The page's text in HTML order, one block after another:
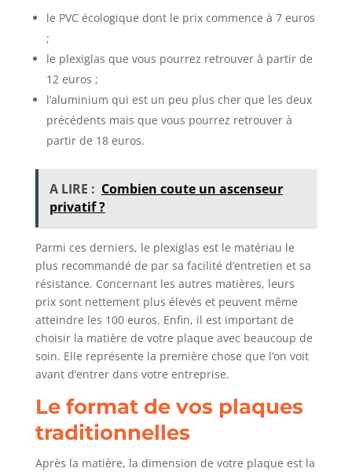
le PVC écologique dont le prix commence à 7 euros
;
le plexiglas que vous pourrez retrouver à partir de
12 euros ;
l’aluminium qui est un peu plus cher que les deux
précédents mais que vous pourrez retrouver à
partir de 18 euros.
A LIRE : Combien coute un ascenseur
privatif ?
Parmi ces derniers, le plexiglas est le matériau le
plus recommandé de par sa facilité d’entretien et sa
résistance. Concernant les autres matières, leurs
prix sont nettement plus élevés et peuvent même
atteindre les 100 euros. Enfin, il est important de
choisir la matière de votre plaque avec beaucoup de
soin. Elle représente la première chose que l’on voit
avant d’entrer dans votre entreprise.
Le format de vos plaques
traditionnelles
Après la matière, la dimension de votre plaque est la